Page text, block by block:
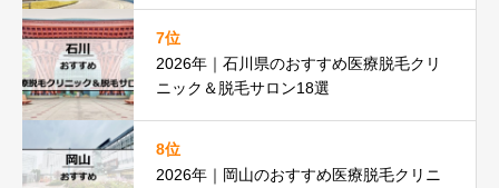
7位
2026年｜石川県のおすすめ医療脱毛クリ
ニック＆脱毛サロン18選
8位
2026年｜岡山のおすすめ医療脱毛クリニ